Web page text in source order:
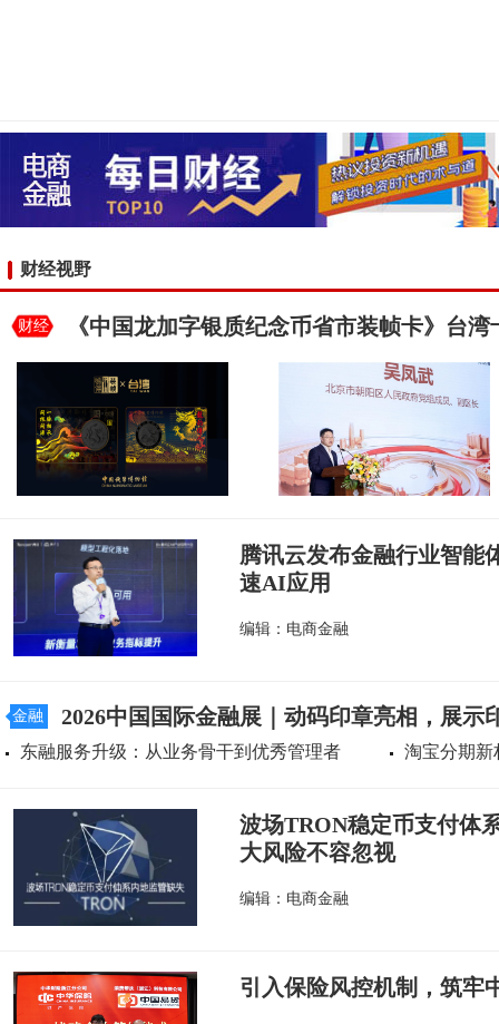
财经视野
财经 《中国龙加字银质纪念币省市装帧卡》台
腾讯云发布金融行业智能
速AI应用
编辑：电商金融
金融 2026中国国际金融展｜动码印章亮相，展示
东融服务升级：从业务骨干到优秀管理者 淘宝分期新
波场TRON稳定币支付体
大风险不容忽视
编辑：电商金融
引入保险风控机制，筑牢